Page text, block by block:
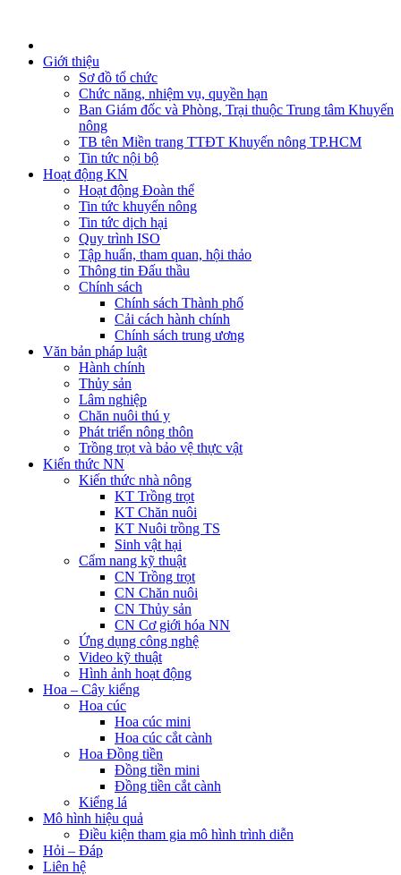
Giới thiệu
Sơ đồ tổ chức
Chức năng, nhiệm vụ, quyền hạn
Ban Giám đốc và Phòng, Trại thuộc Trung tâm Khuyến
nông
TB tên Miền trang TTĐT Khuyến nông TP.HCM
Tin tức nội bộ
Hoạt động KN
Hoạt động Đoàn thể
Tin tức khuyến nông
Tin tức dịch hại
Quy trình ISO
Tập huấn, tham quan, hội thảo
Thông tin Đấu thầu
Chính sách
Chính sách Thành phố
Cải cách hành chính
Chính sách trung ương
Văn bản pháp luật
Hành chính
Thủy sản
Lâm nghiệp
Chăn nuôi thú y
Phát triển nông thôn
Trồng trọt và bảo vệ thực vật
Kiến thức NN
Kiến thức nhà nông
KT Trồng trọt
KT Chăn nuôi
KT Nuôi trồng TS
Sinh vật hại
Cẩm nang kỹ thuật
CN Trồng trọt
CN Chăn nuôi
CN Thủy sản
CN Cơ giới hóa NN
Ứng dụng công nghệ
Video kỹ thuật
Hình ảnh hoạt động
Hoa – Cây kiểng
Hoa cúc
Hoa cúc mini
Hoa cúc cắt cành
Hoa Đồng tiền
Đồng tiền mini
Đồng tiền cắt cành
Kiểng lá
Mô hình hiệu quả
Điều kiện tham gia mô hình trình diễn
Hỏi – Đáp
Liên hệ